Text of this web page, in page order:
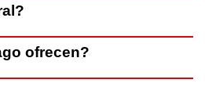
ofrecen?